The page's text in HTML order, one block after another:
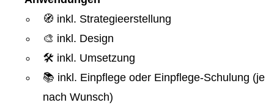
🧭 inkl. Strategieerstellung
🎨 inkl. Design
🛠️ inkl. Umsetzung
📚 inkl. Einpflege oder Einpflege-Schulung (je
nach Wunsch)